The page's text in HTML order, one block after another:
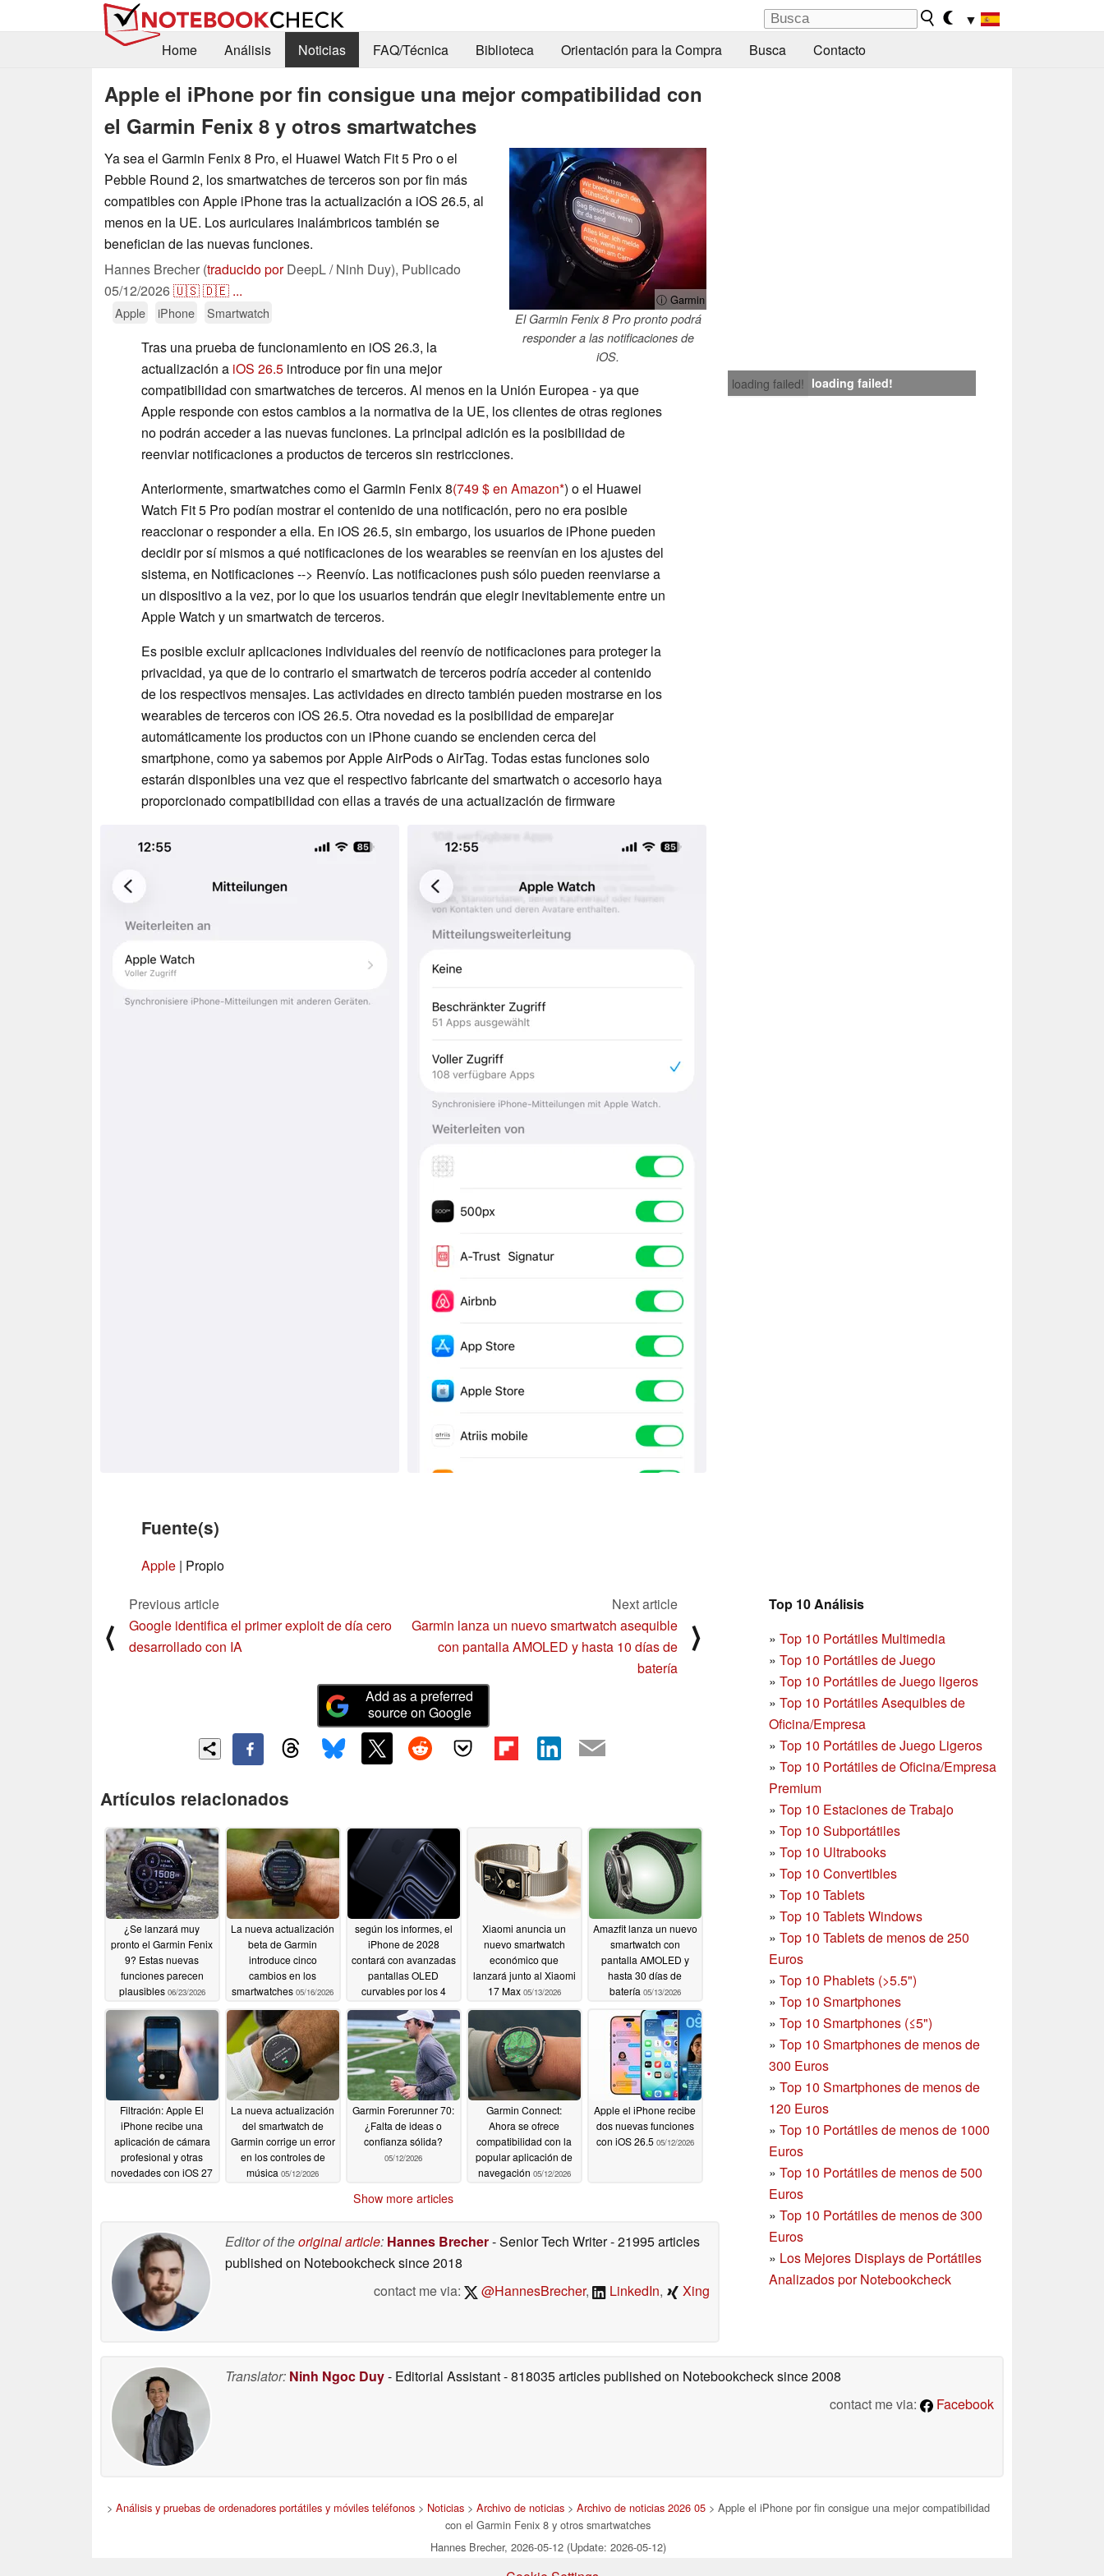
▼
Home
Análisis Noticias FAQ/Técnica Biblioteca Orientación para la Compra Busca Contacto
Apple el iPhone por fin consigue una mejor compatibilidad con
el Garmin Fenix 8 y otros smartwatches
ⓘ Garmin
El Garmin Fenix 8 Pro pronto podrá
responder a las notificaciones de
iOS.
Ya sea el Garmin Fenix 8 Pro, el Huawei Watch Fit 5 Pro o el
Pebble Round 2, los smartwatches de terceros son por fin más
compatibles con Apple iPhone tras la actualización a iOS 26.5, al
menos en la UE. Los auriculares inalámbricos también se
benefician de las nuevas funciones.
Hannes Brecher (traducido porDeepL / Ninh Duy), Publicado
05/12/2026🇺🇸🇩🇪 ...
Apple iPhone Smartwatch
loading failed! loading failed!
Tras una prueba de funcionamiento en iOS 26.3, la
actualización a iOS 26.5 introduce por fin una mejor
compatibilidad con smartwatches de terceros. Al menos en la Unión Europea - ya que
Apple responde con estos cambios a la normativa de la UE, los clientes de otras regiones
no podrán acceder a las nuevas funciones. La principal adición es la posibilidad de
reenviar notificaciones a productos de terceros sin restricciones.
Anteriormente, smartwatches como el Garmin Fenix 8(749 $ en Amazon ) o el Huawei
Watch Fit 5 Pro podían mostrar el contenido de una notificación, pero no era posible
reaccionar o responder a ella. En iOS 26.5, sin embargo, los usuarios de iPhone pueden
decidir por sí mismos a qué notificaciones de los wearables se reenvían en los ajustes del
sistema, en Notificaciones --> Reenvío. Las notificaciones push sólo pueden reenviarse a
un dispositivo a la vez, por lo que los usuarios tendrán que elegir inevitablemente entre un
Apple Watch y un smartwatch de terceros.
Es posible excluir aplicaciones individuales del reenvío de notificaciones para proteger la
privacidad, ya que de lo contrario el smartwatch de terceros podría acceder al contenido
de los respectivos mensajes. Las actividades en directo también pueden mostrarse en los
wearables de terceros con iOS 26.5. Otra novedad es la posibilidad de emparejar
automáticamente los productos con un iPhone cuando se encienden cerca del
smartphone, como ya sabemos por Apple AirPods o AirTag. Todas estas funciones solo
estarán disponibles una vez que el respectivo fabricante del smartwatch o accesorio haya
proporcionado compatibilidad con ellas a través de una actualización de firmware
Fuente(s)
Apple | Propio
Top 10 Análisis
» Top 10 Portátiles Multimedia
» Top 10 Portátiles de Juego
» Top 10 Portátiles de Juego ligeros
» Top 10 Portátiles Asequibles de
Oficina/Empresa
» Top 10 Portátiles de Juego Ligeros
» Top 10 Portátiles de Oficina/Empresa
Premium
» Top 10 Estaciones de Trabajo
» Top 10 Subportátiles
» Top 10 Ultrabooks
» Top 10 Convertibles
» Top 10 Tablets
» Top 10 Tablets Windows
» Top 10 Tablets de menos de 250
Euros
» Top 10 Phablets (>5.5")
» Top 10 Smartphones
» Top 10 Smartphones (≤5")
» Top 10 Smartphones de menos de
300 Euros
» Top 10 Smartphonesde menos de
120 Euros
» Top 10 Portátiles de menos de 1000
Euros
» Top 10 Portátiles de menos de 500
Euros
» Top 10 Portátiles de menos de 300
Euros
» Los Mejores Displays de Portátiles
Analizados por Notebookcheck
⟨
Previous article
Google identifica el primer exploit de día cero
desarrollado con IA
Next article
Garmin lanza un nuevo smartwatch asequible
con pantalla AMOLED y hasta 10 días de
batería
⟩
Add as a preferred
source on Google
Artículos relacionados
¿Se lanzará muy
pronto el Garmin Fenix
9? Estas nuevas
funciones parecen
plausibles 06/23/2026
La nueva actualización
beta de Garmin
introduce cinco
cambios en los
smartwatches 05/16/2026
según los informes, el
iPhone de 2028
contará con avanzadas
pantallas OLED
curvables por los 4
05/14/2026
Xiaomi anuncia un
nuevo smartwatch
económico que
lanzará junto al Xiaomi
17 Max 05/13/2026
Amazfit lanza un nuevo
smartwatch con
pantalla AMOLED y
hasta 30 días de
batería 05/13/2026
Filtración: Apple El
iPhone recibe una
aplicación de cámara
profesional y otras
novedades con iOS 27
La nueva actualización
del smartwatch de
Garmin corrige un error
en los controles de
música 05/12/2026
Garmin Forerunner 70:
¿Falta de ideas o
confianza sólida?
05/12/2026
Garmin Connect:
Ahora se ofrece
compatibilidad con la
popular aplicación de
navegación 05/12/2026
Apple el iPhone recibe
dos nuevas funciones
con iOS 26.5 05/12/2026
Show more articles
Editor of theoriginal article: Hannes Brecher- Senior Tech Writer- 21995 articles
published on Notebookchecksince 2018
contact me via:
@HannesBrecher, LinkedIn, Xing
Translator: Ninh Ngoc Duy- Editorial Assistant- 818035 articles published on Notebookchecksince 2008
contact me via:
Facebook
> Análisis y pruebas de ordenadores portátiles y móviles teléfonos> Noticias> Archivo de noticias> Archivo de noticias 2026 05> Apple el iPhone por fin consigue una mejor compatibilidad
con el Garmin Fenix 8 y otros smartwatches
Hannes Brecher, 2026-05-12 (Update: 2026-05-12)